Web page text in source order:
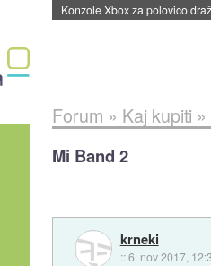
Še mesec dni odprtega
Forum » Kaj kupiti »
Mi Band 2
krneki
::6. nov 2017,